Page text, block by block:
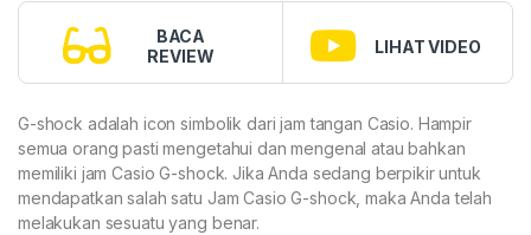
BACA
REVIEW
LIHAT VIDEO
G-shock adalah icon simbolik dari jam tangan Casio. Hampir
semua orang pasti mengetahui dan mengenal atau bahkan
memiliki jam Casio G-shock. Jika Anda sedang berpikir untuk
mendapatkan salah satu Jam Casio G-shock, maka Anda telah
melakukan sesuatu yang benar.